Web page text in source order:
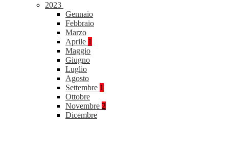
2023
Gennaio
Febbraio
Marzo
Aprile 1
Maggio
Giugno
Luglio
Agosto
Settembre 1
Ottobre
Novembre 2
Dicembre